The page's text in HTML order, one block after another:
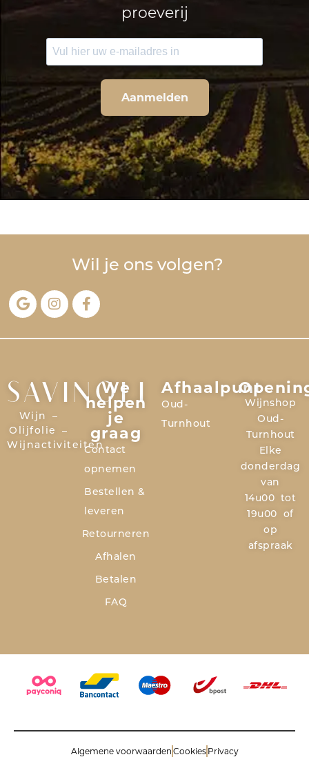
proeverij
Aanmelden
Wil je ons volgen?
SAVINOLI
Wijn –
Olijfolie –
Wijnactiviteiten
We
helpen
je
graag
Contact
opnemen
Bestellen &
leveren
Retourneren
Afhalen
Betalen
FAQ
Afhaalpunt
Oud-
Turnhout
Wijnshop
Oud-
Turnhout
Elke
donderdag
van
14u00 tot
19u00 of
op
afspraak
Algemene voorwaarden Cookies Privacy